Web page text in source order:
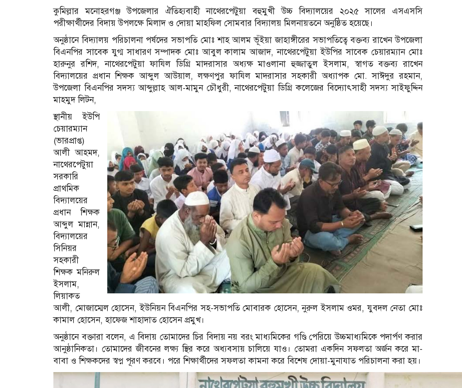
কুমিল্লার মনোহরগঞ্জ উপজেলার ঐতিহ্যবাহী নাথেরপেটুয়া বহুমুখী উচ্চ বিদ্যালয়ের ২০২৫ সালের এসএসসি
পরীক্ষার্থীদের বিদায় উপলক্ষে মিলাদ ও দোয়া মাহফিল সোমবার বিদ্যালয় মিলনায়তনে অনুষ্ঠিত হয়েছে।
অনুষ্ঠানে বিদ্যালয় পরিচালনা পর্ষদের সভাপতি মোঃ শাহ আলম ভূঁইয়া জাহাঙ্গীরের সভাপতিত্বে বক্তব্য রাখেন উপজেলা
বিএনপির সাবেক যুগ্ম সাধারণ সম্পাদক মোঃ আবুল কালাম আজাদ, নাথেরপেটুয়া ইউপির সাবেক চেয়ারম্যান মোঃ
হারুনুর রশিদ, নাথেরপেটুয়া ফাযিল ডিগ্রি মাদরাসার অধ্যক্ষ মাওলানা হুজ্জাতুল ইসলাম, স্বাগত বক্তব্য রাখেন
বিদ্যালয়ের প্রধান শিক্ষক আব্দুল আউয়াল, লক্ষণপুর ফাযিল মাদরাসার সহকারী অধ্যাপক মো. সাঈদুর রহমান,
উপজেলা বিএনপির সদস্য আব্দুল্লাহ আল-মামুন চৌধুরী, নাথেরপেটুয়া ডিগ্রি কলেজের বিদ্যোৎসাহী সদস্য সাইফুদ্দিন
মাহমুদ লিটন,
স্থানীয় ইউপি
চেয়ারম্যান
(ভারপ্রাপ্ত)
আলী আহমদ,
নাথেরপেটুয়া
সরকারি
প্রাথমিক
বিদ্যালয়ের
প্রধান শিক্ষক
আব্দুল মান্নান,
বিদ্যালয়ের
সিনিয়র
সহকারী
শিক্ষক মনিরুল
ইসলাম,
লিয়াকত
আলী, মোজাম্মেল হোসেন, ইউনিয়ন বিএনপির সহ-সভাপতি মোবারক হোসেন, নুরুল ইসলাম ওমর, যুবদল নেতা মোঃ
কামাল হোসেন, হাফেজ শাহাদাত হোসেন প্রমুখ।
অনুষ্ঠানে বক্তারা বলেন, এ বিদায় তোমাদের চির বিদায় নয় বরং মাধ্যমিকের গণ্ডি পেরিয়ে উচ্চমাধ্যমিকে পদার্পণ করার
আনুষ্ঠানিকতা। তোমাদের জীবনের লক্ষ্য স্থির করে অধ্যবসায় চালিয়ে যাও। তোমরা একদিন সফলতা অর্জন করে মা-
বাবা ও শিক্ষকদের স্বপ্ন পূরণ করবে। পরে শিক্ষার্থীদের সফলতা কামনা করে বিশেষ দোয়া-মুনাযাত পরিচালনা করা হয়।